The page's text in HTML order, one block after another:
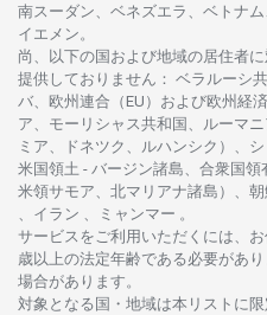
南スーダン、ベネズエラ、ベトナム
イエメン。
尚、 以下の国および地域の居住者に
提供しておりません ： ベラルーシ
バ、 欧州連合 （EU） および欧州経
ア、 モーリシャス共和国、ルーマニ
ミア、ドネツク、ルハンシク）、シ
米国領土 - バージン諸島、合衆国領
米領サモア、 北マリアナ諸島）、
、イラン 、ミャンマー 。
サービスを ご利用いただくには、お
歳以上の法定年齢である必要があり
場合があります。
対象となる国 ・ 地域は本 リストに限